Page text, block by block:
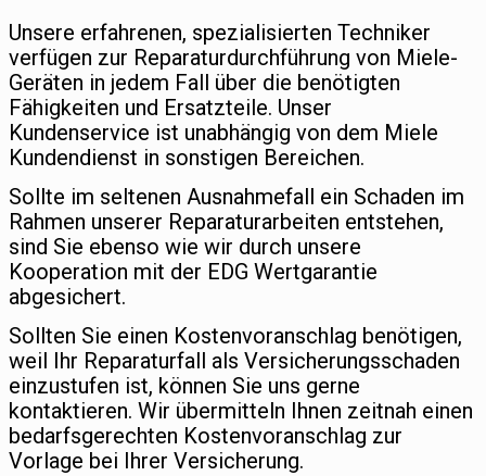
Unsere erfahrenen, spezialisierten Techniker
verfügen zur Reparaturdurchführung von Miele-
Geräten in jedem Fall über die benötigten
Fähigkeiten und Ersatzteile. Unser
Kundenservice ist unabhängig von dem Miele
Kundendienst in sonstigen Bereichen.
Sollte im seltenen Ausnahmefall ein Schaden im
Rahmen unserer Reparaturarbeiten entstehen,
sind Sie ebenso wie wir durch unsere
Kooperation mit der EDG Wertgarantie
abgesichert.
Sollten Sie einen Kostenvoranschlag benötigen,
weil Ihr Reparaturfall als Versicherungsschaden
einzustufen ist, können Sie uns gerne
kontaktieren. Wir übermitteln Ihnen zeitnah einen
bedarfsgerechten Kostenvoranschlag zur
Vorlage bei Ihrer Versicherung.